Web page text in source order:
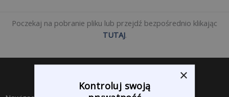
Poczekaj na pobranie pliku lub przejdź bezpośrednio klikając
TUTAJ.
×
Kontroluj swoją